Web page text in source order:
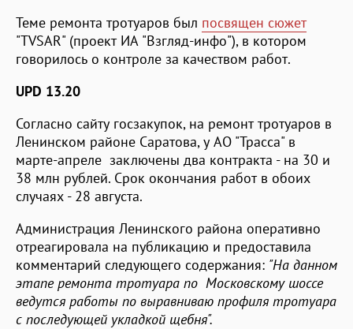
Теме ремонта тротуаров был посвящен сюжет
"TVSAR" (проект ИА "Взгляд-инфо"), в котором
говорилось о контроле за качеством работ.
UPD 13.20
Согласно сайту госзакупок, на ремонт тротуаров в
Ленинском районе Саратова, у АО "Трасса" в
марте-апреле заключены два контракта - на 30 и
38 млн рублей. Срок окончания работ в обоих
случаях - 28 августа.
Администрация Ленинского района оперативно
отреагировала на публикацию и предоставила
комментарий следующего содержания: "На данном
этапе ремонта тротуара по Московскому шоссе
ведутся работы по выравниваю профиля тротуара
с последующей укладкой щебня".